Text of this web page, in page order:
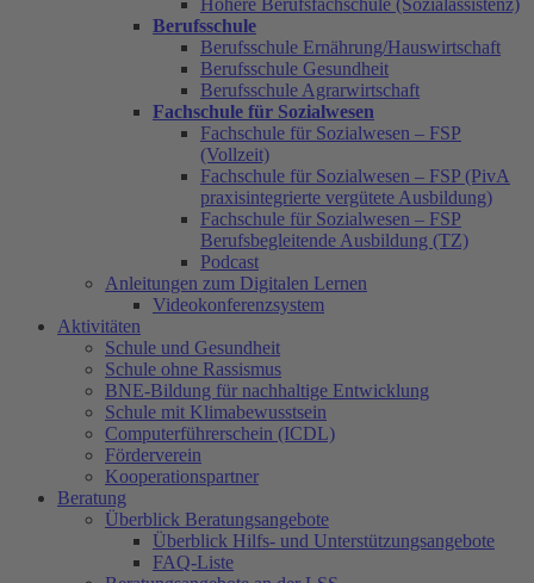
Höhere Berufsfachschule (Sozialassistenz)
Berufsschule
Berufsschule Ernährung/Hauswirtschaft
Berufsschule Gesundheit
Berufsschule Agrarwirtschaft
Fachschule für Sozialwesen
Fachschule für Sozialwesen – FSP
(Vollzeit)
Fachschule für Sozialwesen – FSP (PivA
praxisintegrierte vergütete Ausbildung)
Fachschule für Sozialwesen – FSP
Berufsbegleitende Ausbildung (TZ)
Podcast
Anleitungen zum Digitalen Lernen
Videokonferenzsystem
Aktivitäten
Schule und Gesundheit
Schule ohne Rassismus
BNE-Bildung für nachhaltige Entwicklung
Schule mit Klimabewusstsein
Computerführerschein (ICDL)
Förderverein
Kooperationspartner
Beratung
Überblick Beratungsangebote
Überblick Hilfs- und Unterstützungsangebote
FAQ-Liste